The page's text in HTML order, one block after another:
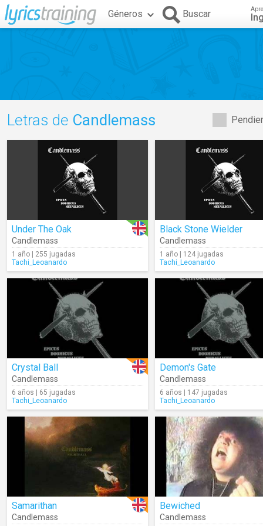
Géneros Buscar
Letras de Candlemass
Under The Oak
Candlemass
1 año | 255 jugadas
Tachi_Leoanardo
Black Stone Wielder
Candlemass
1 año | 124 jugadas
Tachi_Leoanardo
Crystal Ball
Candlemass
6 años | 65 jugadas
Tachi_Leoanardo
Demon's Gate
Candlemass
6 años | 147 jugadas
Tachi_Leoanardo
Samarithan
Candlemass
Bewiched
Candlemass